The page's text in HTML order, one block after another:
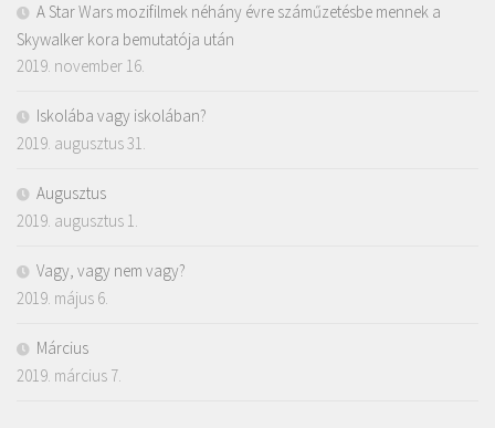
A Star Wars mozifilmek néhány évre száműzetésbe mennek a
Skywalker kora bemutatója után
2019. november 16.
Iskolába vagy iskolában?
2019. augusztus 31.
Augusztus
2019. augusztus 1.
Vagy, vagy nem vagy?
2019. május 6.
Március
2019. március 7.